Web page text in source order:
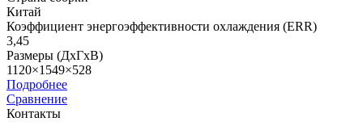
Китай
Коэффициент энергоэффективности охлаждения (ERR)
3,45
Размеры (ДхГхВ)
1120×1549×528
Подробнее
Сравнение
Контакты